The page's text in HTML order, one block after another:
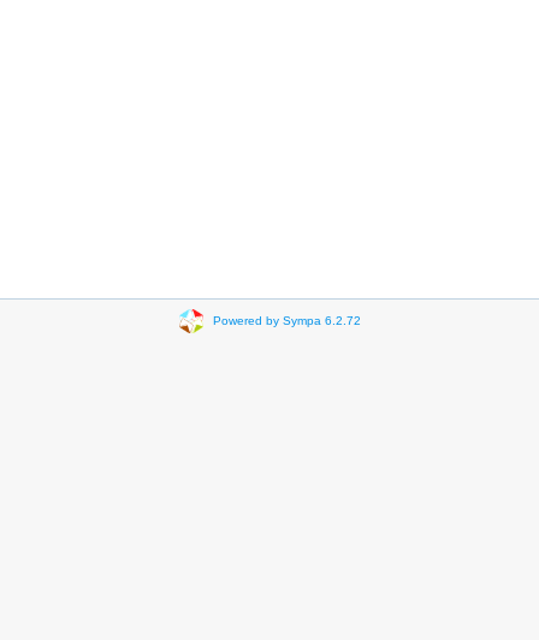
Powered by Sympa 6.2.72